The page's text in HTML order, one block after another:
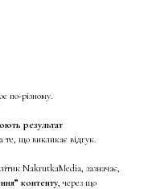
по-різному.
результат
що викликає відгук.
NakrutkaMedia, зазначає,
контенту, через що